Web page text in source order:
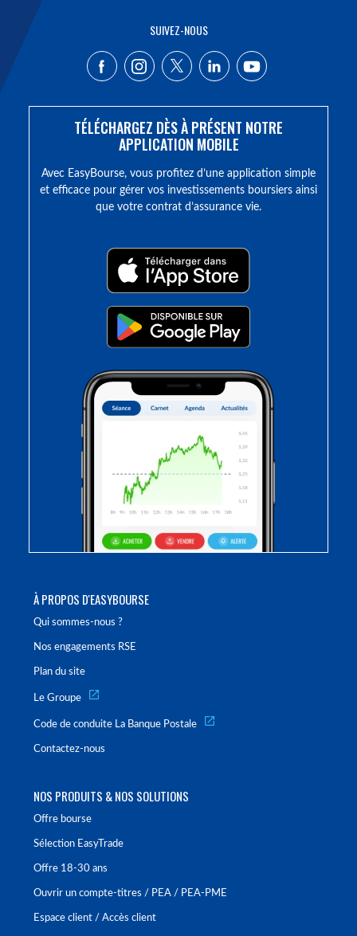
À PROPOS D'EASYBOURSE
Qui sommes-nous ?
Nos engagements RSE
Plan du site
Le Groupe
Code de conduite La Banque Postale
Contactez-nous
NOS PRODUITS & NOS SOLUTIONS
Offre bourse
Sélection EasyTrade
Offre 18-30 ans
Ouvrir un compte-titres / PEA / PEA-PME
Espace client / Accès client
SUIVEZ-NOUS
TÉLÉCHARGEZ DÈS À PRÉSENT NOTRE
APPLICATION MOBILE
Avec EasyBourse, vous profitez d’une application simple
et efficace pour gérer vos investissements boursiers ainsi
que votre contrat d’assurance vie.